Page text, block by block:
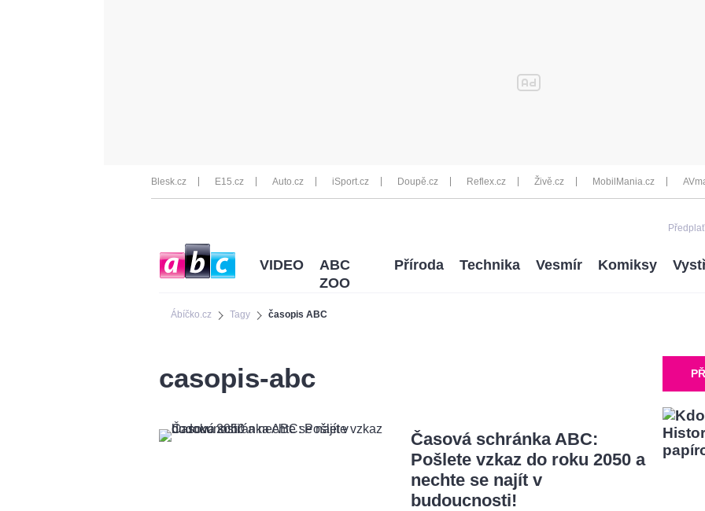
Blesk.cz E15.cz Auto.cz iSport.cz Doupě.cz Reflex.cz Živě.cz MobilMania.cz
Ábíčko.cz Tagy časopis ABC
VIDEO
ABC
ZOO
Příroda Technika Vesmír Komiksy
casopis-abc
Časová schránka ABC:
Pošlete vzkaz do roku 2050 a
nechte se najít v
budoucnosti!